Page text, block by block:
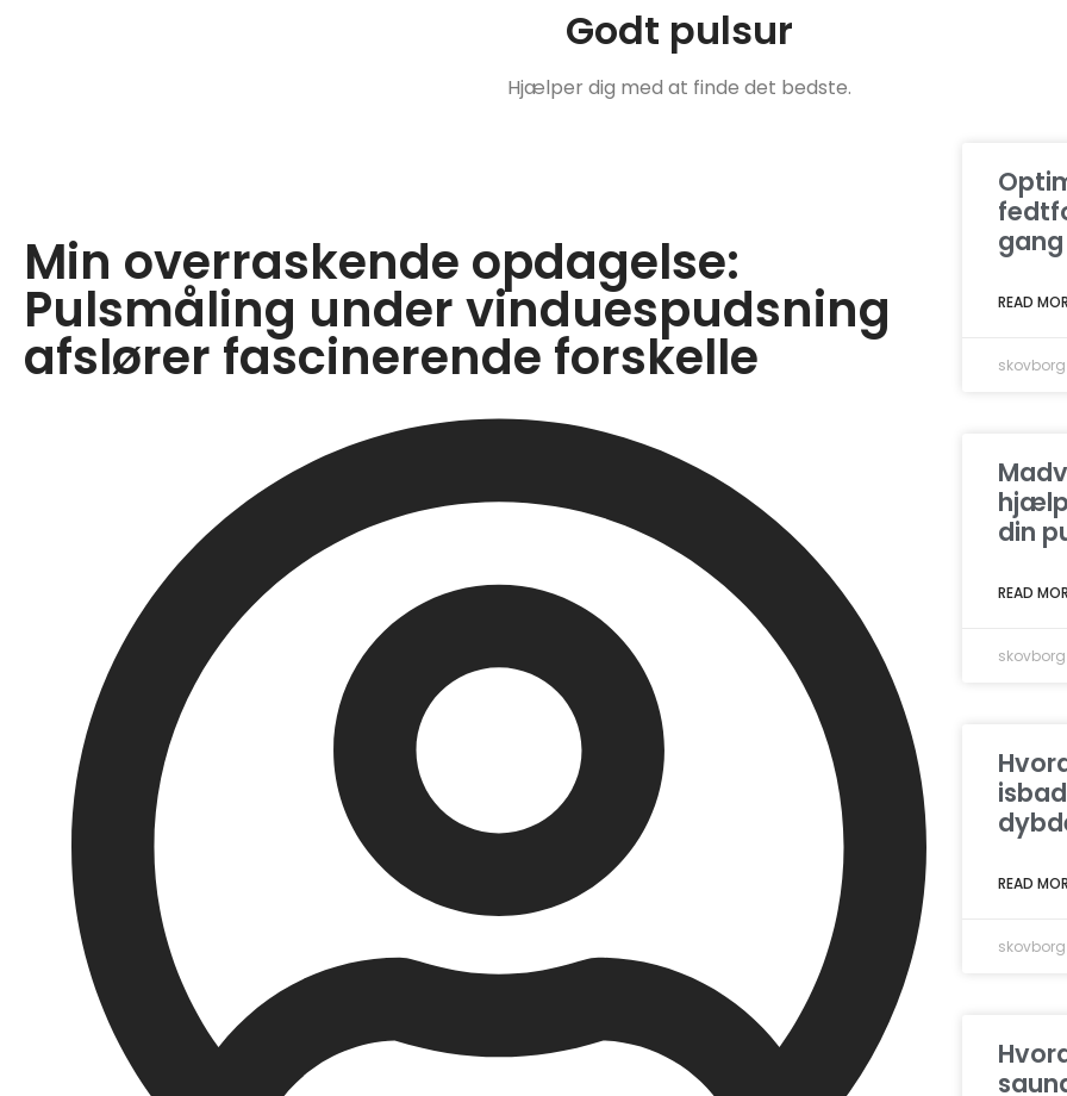
Godt pulsur
Hjælper dig med at finde det bedste.
Min overraskende opdagelse:
Pulsmåling under vinduespudsning
afslører fascinerende forskelle
gang
READ
skovborg
din
READ
skovborg
READ
skovborg